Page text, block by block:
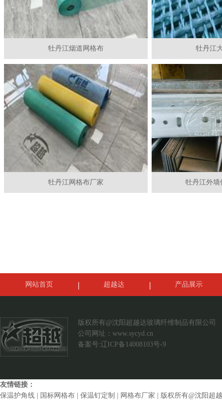
牡丹江烟道网格布 牡丹江
牡丹江网格布厂家 牡丹江外墙
网站首页 超越达 产品展示
版权所有@沈阳超越达玻璃纤维制品有限公司
公司网址： www.sycyd.cn
备案号:辽ICP备14008103号-9
友情链接：
保温护角线
国标网格布 保温钉定制 网格布厂家 | 版权所有@沈阳超